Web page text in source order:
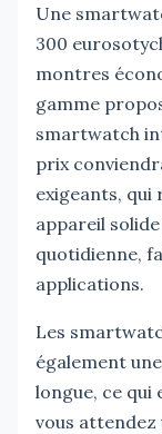
Une
300
montres
gamme
smartwatch
prix
exigeants, qui
appareil
quotidienne,
applications.
Les
également
longue, ce qui
vous attendez